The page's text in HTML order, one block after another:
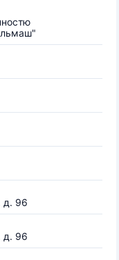
д. 96
д. 96